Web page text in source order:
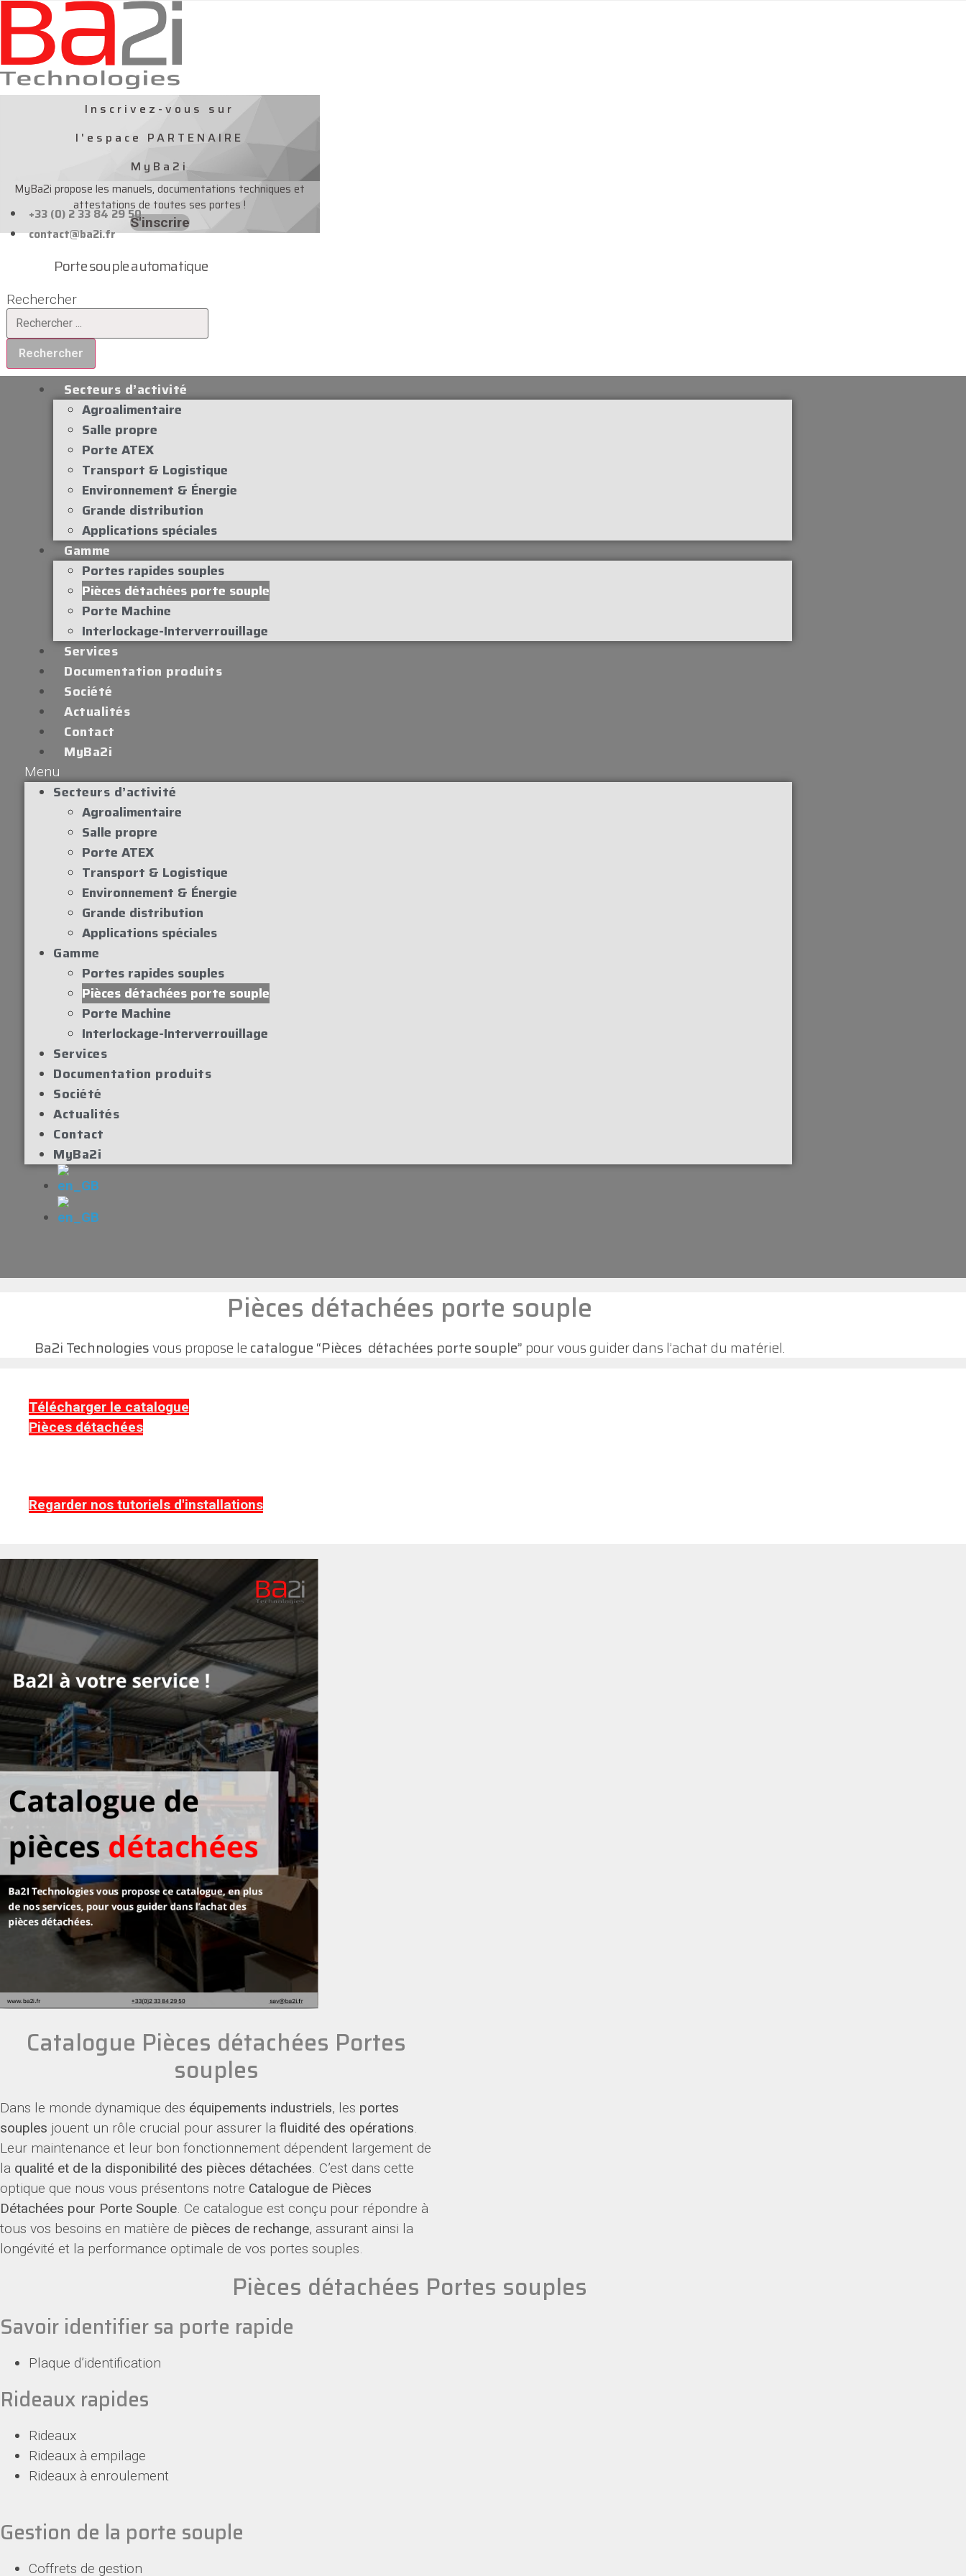
Aller
au
contenu
Inscrivez-vous sur
l'espace PARTENAIRE
MyBa2i
MyBa2i propose les manuels, documentations techniques et
attestations de toutes ses portes !
S'inscrire
+33 (0) 2 33 84 29 50
contact@ba2i.fr
Porte souple automatique
Rechercher
Rechercher
Secteurs d’activité
Agroalimentaire
Salle propre
Porte ATEX
Transport & Logistique
Environnement & Énergie
Grande distribution
Applications spéciales
Gamme
Portes rapides souples
Pièces détachées porte souple
Porte Machine
Interlockage-Interverrouillage
Services
Documentation produits
Société
Actualités
Contact
MyBa2i
Menu
Secteurs d’activité
Agroalimentaire
Salle propre
Porte ATEX
Transport & Logistique
Environnement & Énergie
Grande distribution
Applications spéciales
Gamme
Portes rapides souples
Pièces détachées porte souple
Porte Machine
Interlockage-Interverrouillage
Services
Documentation produits
Société
Actualités
Contact
MyBa2i
Pièces détachées porte souple
Ba2i Technologiesvous propose le catalogue “Pièces détachées porte souple” pour vous guider dans l’achat du matériel.
Télécharger le catalogue
Pièces détachées
Regarder nos tutoriels d'installations
Catalogue Pièces détachées Portes
souples
Dans le monde dynamique des équipements industriels, les portes
souples jouent un rôle crucial pour assurer la fluidité des opérations.
Leur maintenance et leur bon fonctionnement dépendent largement de
la qualité et de la disponibilité des pièces détachées. C’est dans cette
optique que nous vous présentons notre Catalogue de Pièces
Détachées pour Porte Souple. Ce catalogue est conçu pour répondre à
tous vos besoins en matière de pièces de rechange, assurant ainsi la
longévité et la performance optimale de vos portes souples.
Pièces détachées Portes souples
Savoir identifier sa porte rapide
Plaque d’identification
Rideaux rapides
Rideaux
Rideaux à empilage
Rideaux à enroulement
Gestion de la porte souple
Coffrets de gestion